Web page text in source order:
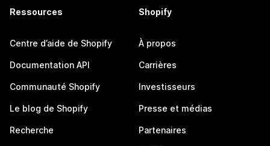
Ressources
Centre d’aide de Shopify
Documentation API
Communauté Shopify
Le blog de Shopify
Recherche
Shopify
À propos
Carrières
Investisseurs
Presse et médias
Partenaires